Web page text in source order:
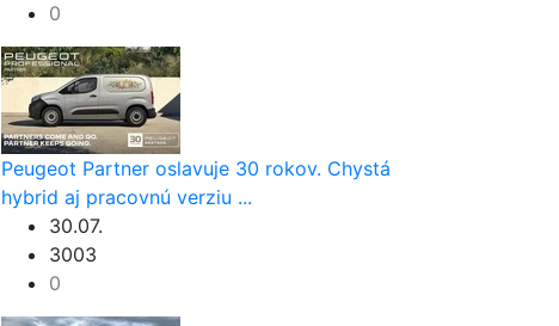
0
Peugeot Partner oslavuje 30 rokov. Chystá
hybrid aj pracovnú verziu ...
30.07.
3003
0